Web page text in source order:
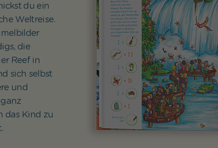
du ein
Weltreise.
die
Reef in
sich selbst
und
das Kind zu